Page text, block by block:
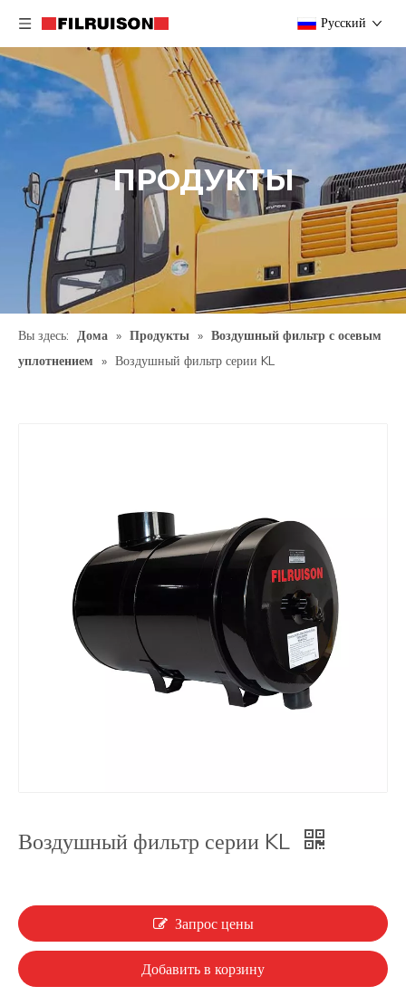
Pусский
ПРОДУКТЫ
Вы здесь: Дома » Продукты » Воздушный фильтр с осевым
уплотнением » Воздушный фильтр серии KL
Воздушный фильтр серии KL
Запрос цены
Добавить в корзину